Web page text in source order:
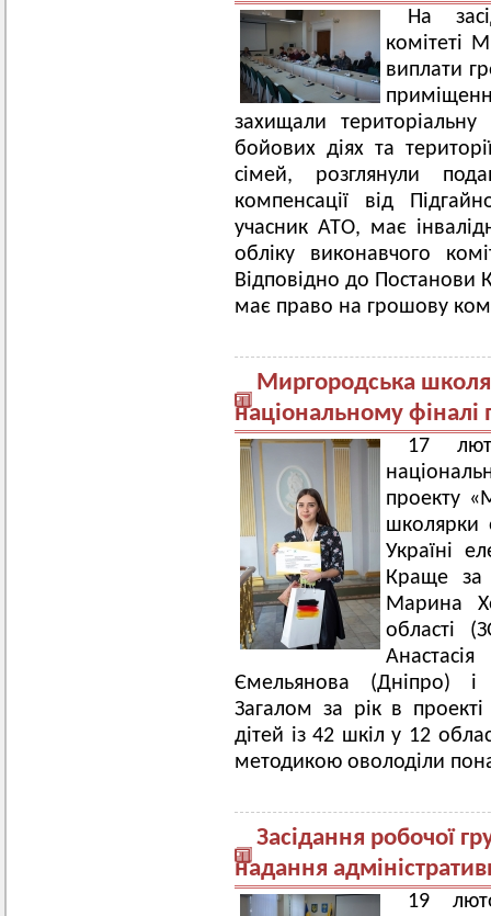
На
комітеті
виплати
захищали територіальну
бойових діях та
сімей, розглянули
компенсації від
учасник АТО, має
обліку виконавчого
Відповідно до Постанови
має право на грошову
Миргородська
національному
17
проекту
школярки
Україні
Краще за
Марина
області
Ємельянова (Дніпро) і
Загалом за рік в
дітей із 42 шкіл у 12
методикою оволоділи
Засідання робочої
надання
19